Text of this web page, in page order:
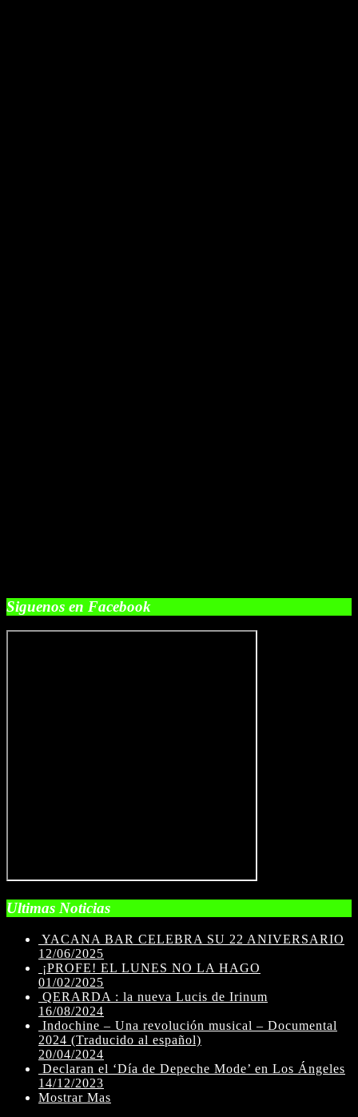
Siguenos en Facebook
Ultimas Noticias
YACANA BAR CELEBRA SU 22 ANIVERSARIO
12/06/2025
¡PROFE! EL LUNES NO LA HAGO
01/02/2025
QERARDA : la nueva Lucis de Irinum
16/08/2024
Indochine – Una revolución musical – Documental
2024 (Traducido al español)
20/04/2024
Declaran el ‘Día de Depeche Mode’ en Los Ángeles
14/12/2023
Mostrar Mas